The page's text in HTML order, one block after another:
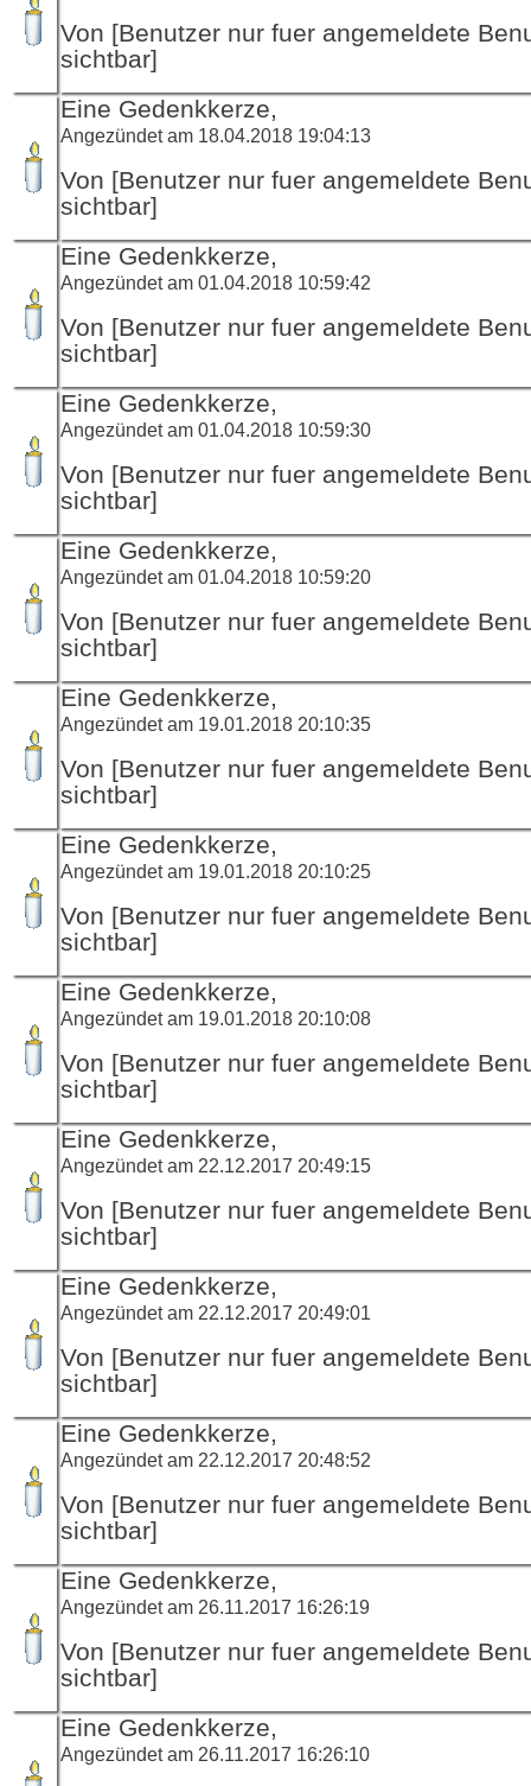
Von [Benutzer nur fuer angemeldete
sichtbar]
Eine Gedenkkerze,
Angezündet am 18.04.2018 19:04:13
Von [Benutzer nur fuer angemeldete
sichtbar]
Eine Gedenkkerze,
Angezündet am 01.04.2018 10:59:42
Von [Benutzer nur fuer angemeldete
sichtbar]
Eine Gedenkkerze,
Angezündet am 01.04.2018 10:59:30
Von [Benutzer nur fuer angemeldete
sichtbar]
Eine Gedenkkerze,
Angezündet am 01.04.2018 10:59:20
Von [Benutzer nur fuer angemeldete
sichtbar]
Eine Gedenkkerze,
Angezündet am 19.01.2018 20:10:35
Von [Benutzer nur fuer angemeldete
sichtbar]
Eine Gedenkkerze,
Angezündet am 19.01.2018 20:10:25
Von [Benutzer nur fuer angemeldete
sichtbar]
Eine Gedenkkerze,
Angezündet am 19.01.2018 20:10:08
Von [Benutzer nur fuer angemeldete
sichtbar]
Eine Gedenkkerze,
Angezündet am 22.12.2017 20:49:15
Von [Benutzer nur fuer angemeldete
sichtbar]
Eine Gedenkkerze,
Angezündet am 22.12.2017 20:49:01
Von [Benutzer nur fuer angemeldete
sichtbar]
Eine Gedenkkerze,
Angezündet am 22.12.2017 20:48:52
Von [Benutzer nur fuer angemeldete
sichtbar]
Eine Gedenkkerze,
Angezündet am 26.11.2017 16:26:19
Von [Benutzer nur fuer angemeldete
sichtbar]
Eine Gedenkkerze,
Angezündet am 26.11.2017 16:26:10